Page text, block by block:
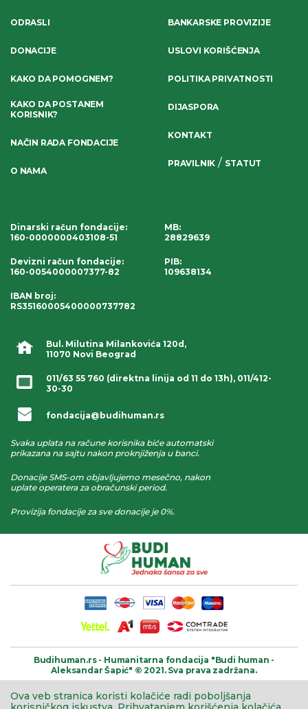
Bul. Milutina Milankovića 120d,
11070 Novi Beograd
011/63 55 760 (direktna linija od 11 do 13h), 011/412-
30-30
fondacija@budihuman.rs
Svaka uplata na račune korisnika biće automatski
prikazana na sajtu nakon proknjiženja u banci.
Donacije SMS-om objavljujemo mesečno, nakon
uplate operatera za obračunski period.
Provizija fondacije za sve donacije je 0%.
ODRASLI
DONACIJE
KAKO DA POMOGNEM?
KAKO DA POSTANEM
KORISNIK?
NAČIN RADA FONDACIJE
O NAMA
BANKARSKE PROVIZIJE
USLOVI KORIŠĆENJA
POLITIKA PRIVATNOSTI
DIJASPORA
KONTAKT
PRAVILNIK / STATUT
Dinarski račun fondacije:
160-0000000403108-51
Devizni račun fondacije:
160-0054000007377-82
IBAN broj:
RS35160005400000737782
MB:
28829639
PIB:
109638134
Budihuman.rs - Humanitarna fondacija "Budi human -
Aleksandar Šapić" © 2021. Sva prava zadržana.
Ova veb stranica koristi kolačiće radi poboljšanja